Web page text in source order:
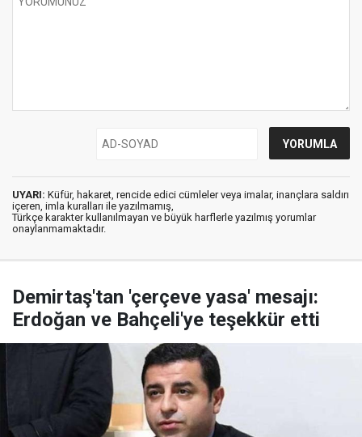
UYARI: Küfür, hakaret, rencide edici cümleler veya imalar, inançlara saldırı
içeren, imla kuralları ile yazılmamış,
Türkçe karakter kullanılmayan ve büyük harflerle yazılmış yorumlar
onaylanmamaktadır.
Demirtaş'tan 'çerçeve yasa' mesajı:
Erdoğan ve Bahçeli'ye teşekkür etti